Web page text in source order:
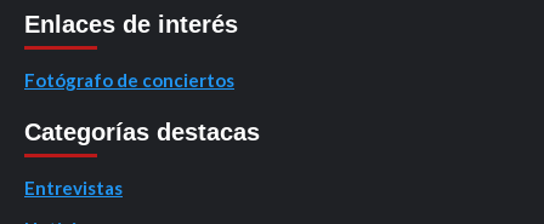
Enlaces de interés
Fotógrafo de conciertos
Categorías destacas
Entrevistas